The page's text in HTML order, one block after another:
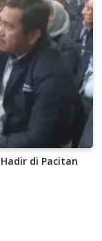
di Pacitan